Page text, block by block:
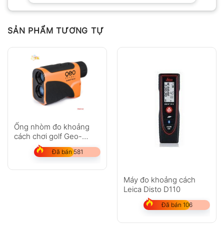
SẢN PHẨM TƯƠNG TỰ
Ống nhòm đo khoảng
cách chơi golf Geo-
Fennel GeoDist 600LR
Đã bán 581
Máy đo khoảng cách
Leica Disto D110
Đã bán 106